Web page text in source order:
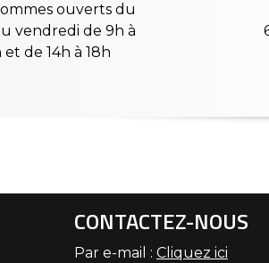
ouverts du
vendredi de 9h à
et de 14h à 18h
CONTACTEZ-NOUS
Par e-mail : Cliquez ici